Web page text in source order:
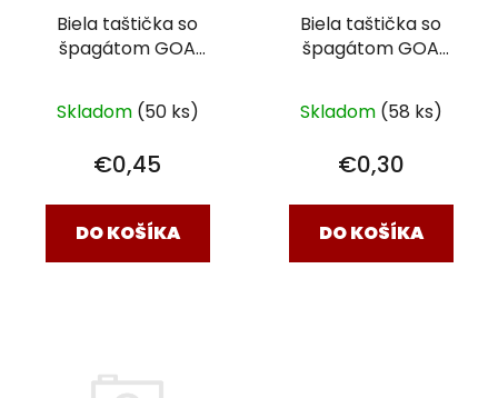
Biela taštička so
špagátom GOA
Skladom (50 ks)
€0,45
DO KOŠÍKA
Biela taštička so
špagátom GOA
Skladom (58 ks)
€0,30
DO KOŠÍKA